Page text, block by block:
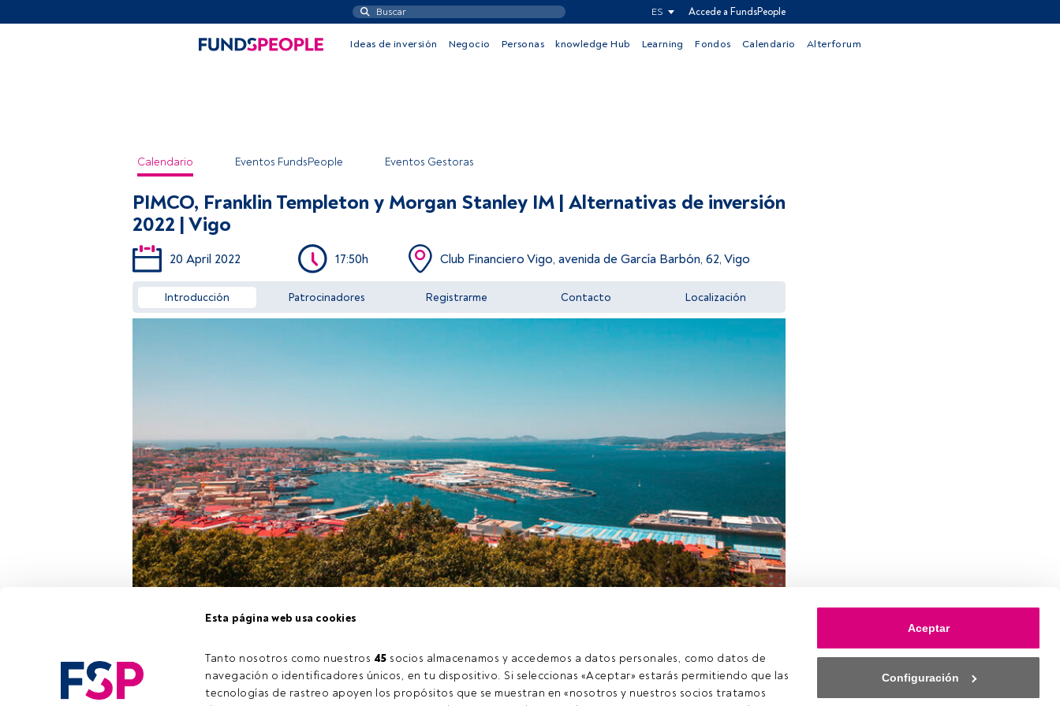
Esta página web usa cookies
Tanto nosotros como nuestros 45 socios almacenamos y accedemos a datos personales, como datos de
navegación o identificadores únicos, en tu dispositivo. Si seleccionas «Aceptar» estarás permitiendo que las
tecnologías de rastreo apoyen los propósitos que se muestran en «nosotros y nuestros socios tratamos
Aceptar
Configuración
ES Accede a FundsPeople
Ideas de inversión Negocio Personas knowledge Hub Learning Fondos Calendario Alterforum
Calendario Eventos FundsPeople Eventos Gestoras
PIMCO, Franklin Templeton y Morgan Stanley IM | Alternativas de inversión
2022 | Vigo
20 April 2022 17:50h Club Financiero Vigo, avenida de García Barbón, 62, Vigo
Introducción Patrocinadores Registrarme Contacto Localización
de los mercadosy algunas ideas de inversiónpara el escenario económico actual. Este
encuentro, de aproximadamente hora y media de duración, tendrá lugar en Vigo.